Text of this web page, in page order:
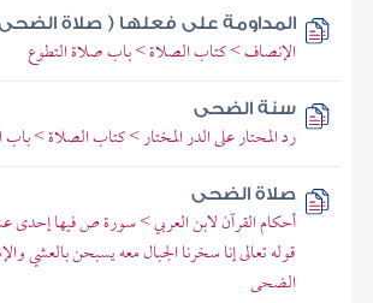
المداومة على فعلها ( صلاة
الإنصاف > كتاب الصلاة > باب صلاة التطوع
سنة الضحى
رد المحتار على الدر المختار > كتاب الصلاة > باب
صلاة الضحى
أحكام القرآن لابن العربي > سورة ص فيها إحدى
قوله تعالى إنا سخرنا الجبال معه يسبحن بالعشي
الضحى